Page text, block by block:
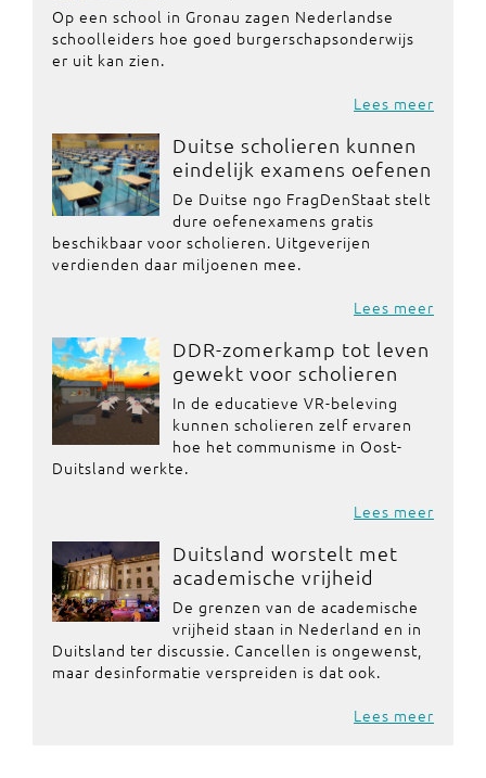
Op een school in Gronau zagen Nederlandse
schoolleiders hoe goed burgerschapsonderwijs
er uit kan zien.
Lees meer
Duitse scholieren kunnen
eindelijk examens oefenen
De Duitse ngo FragDenStaat stelt
dure oefenexamens gratis
beschikbaar voor scholieren. Uitgeverijen
verdienden daar miljoenen mee.
Lees meer
DDR-zomerkamp tot leven
gewekt voor scholieren
In de educatieve VR-beleving
kunnen scholieren zelf ervaren
hoe het communisme in Oost-
Duitsland werkte.
Lees meer
Duitsland worstelt met
academische vrijheid
De grenzen van de academische
vrijheid staan in Nederland en in
Duitsland ter discussie. Cancellen is ongewenst,
maar desinformatie verspreiden is dat ook.
Lees meer